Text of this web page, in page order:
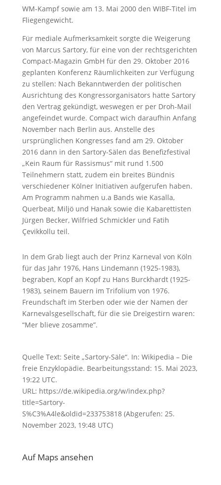
WM-Kampf sowie am 13. Mai 2000 den WIBF-Titel im
Fliegengewicht.
Für mediale Aufmerksamkeit sorgte die Weigerung
von Marcus Sartory, für eine von der rechtsgerichten
Compact-Magazin GmbH für den 29. Oktober 2016
geplanten Konferenz Räumlichkeiten zur Verfügung
zu stellen: Nach Bekanntwerden der politischen
Ausrichtung des Kongressorganisators hatte Sartory
den Vertrag gekündigt, weswegen er per Droh-Mail
angefeindet wurde. Compact wich daraufhin Anfang
November nach Berlin aus. Anstelle des
ursprünglichen Kongresses fand am 29. Oktober
2016 dann in den Sartory-Sälen das Benefizfestival
„Kein Raum für Rassismus“ mit rund 1.500
Teilnehmern statt, zudem ein breites Bündnis
verschiedener Kölner Initiativen aufgerufen haben.
Am Programm nahmen u.a Bands wie Kasalla,
Querbeat, Miljö und Hanak sowie die Kabarettisten
Jürgen Becker, Wilfried Schmickler und Fatih
Çevikkollu teil.
In dem Grab liegt auch der Prinz Karneval von Köln
für das Jahr 1976, Hans Lindemann (1925-1983),
begraben, Kopf an Kopf zu Hans Burckhardt (1925-
1983), seinem Bauern im Trifolium von 1976.
Freundschaft im Sterben oder wie der Namen der
Karnevalsgesellschaft, für die sie Dreigestirn waren:
“Mer blieve zosamme”.
Quelle Text: Seite „Sartory-Säle“. In: Wikipedia – Die
freie Enzyklopädie. Bearbeitungsstand: 15. Mai 2023,
19:22 UTC.
URL: https://de.wikipedia.org/w/index.php?
title=Sartory-
S%C3%A4le&oldid=233753818 (Abgerufen: 25.
November 2023, 19:48 UTC)
Auf Maps ansehen